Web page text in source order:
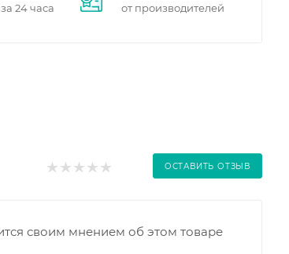
24 часа
от производителей
ОСТАВИТЬ ОТЗЫВ
своим мнением об этом товаре